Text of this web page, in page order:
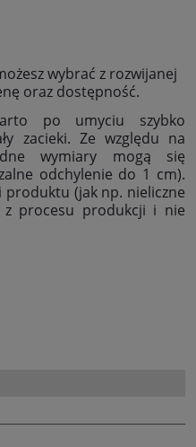
wybrać z rozwijanej
oraz dostępność.
po umyciu szybko
zacieki. Ze względu na
wymiary mogą się
odchylenie do 1 cm).
produktu (jak np. nieliczne
z procesu produkcji i nie